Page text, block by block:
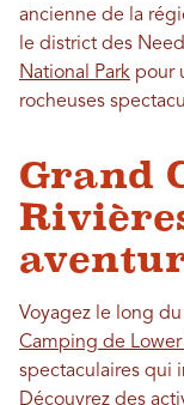
ancienne de la
le district des
National Park pour
rocheuses
Grand
Voyagez le long
Camping de
spectaculaires qui
Découvrez des